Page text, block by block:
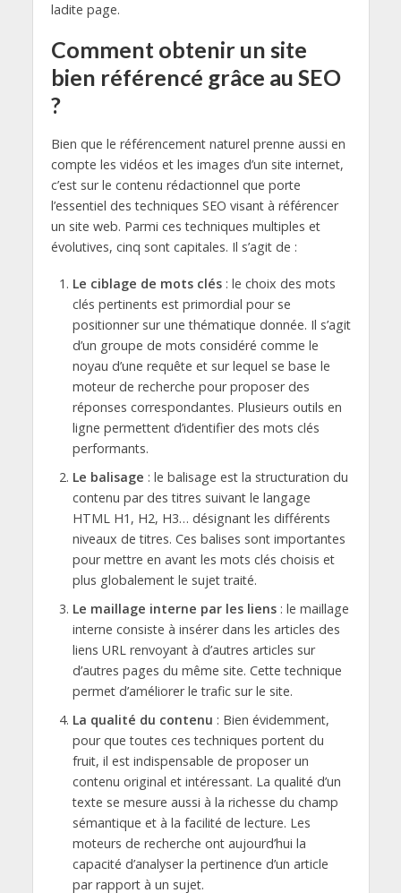
ladite page.
Comment obtenir un site
bien référencé grâce au SEO
?
Bien que le référencement naturel prenne aussi en
compte les vidéos et les images d’un site internet,
c’est sur le contenu rédactionnel que porte
l’essentiel des techniques SEO visant à référencer
un site web. Parmi ces techniques multiples et
évolutives, cinq sont capitales. Il s’agit de :
Le ciblage de mots clés: le choix des mots
clés pertinents est primordial pour se
positionner sur une thématique donnée. Il s’agit
d’un groupe de mots considéré comme le
noyau d’une requête et sur lequel se base le
moteur de recherche pour proposer des
réponses correspondantes. Plusieurs outils en
ligne permettent d’identifier des mots clés
performants.
Le balisage : le balisage est la structuration du
contenu par des titres suivant le langage
HTML H1, H2, H3… désignant les différents
niveaux de titres. Ces balises sont importantes
pour mettre en avant les mots clés choisis et
plus globalement le sujet traité.
Le maillage interne par les liens: le maillage
interne consiste à insérer dans les articles des
liens URL renvoyant à d’autres articles sur
d’autres pages du même site. Cette technique
permet d’améliorer le trafic sur le site.
La qualité du contenu : Bien évidemment,
pour que toutes ces techniques portent du
fruit, il est indispensable de proposer un
contenu original et intéressant. La qualité d’un
texte se mesure aussi à la richesse du champ
sémantique et à la facilité de lecture. Les
moteurs de recherche ont aujourd’hui la
capacité d’analyser la pertinence d’un article
par rapport à un sujet.